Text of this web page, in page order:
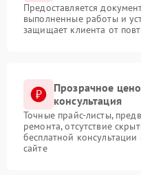
Предоставляется
выполненные работы и
защищает клиента от
Прозрачное
консультация
Точные прайс-листы,
ремонта, отсутствие
бесплатной
сайте